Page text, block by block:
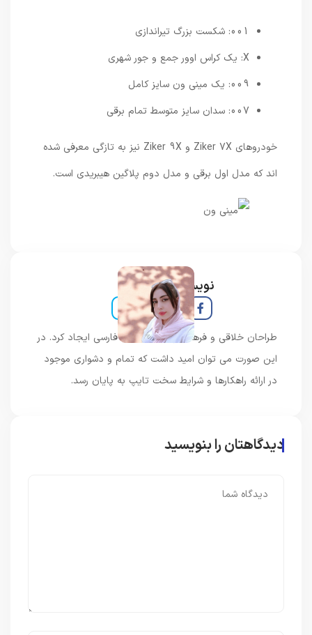
001: شکست بزرگ تیراندازی
009: یک مینی ون سایز کامل
007: سدان سایز متوسط ​​تمام برقی
خودروهای Ziker 7X و Ziker 9X نیز به تازگی معرفی شده
اند که مدل اول برقی و مدل دوم پلاگین هیبریدی است.
نویسنده و خبرنگار
طراحان خلاقی و فرهنگ پیشرو در زبان فارسی ایجاد کرد. در
این صورت می توان امید داشت که تمام و دشواری موجود
در ارائه راهکارها و شرایط سخت تایپ به پایان رسد.
دیدگاهتان را بنویسید